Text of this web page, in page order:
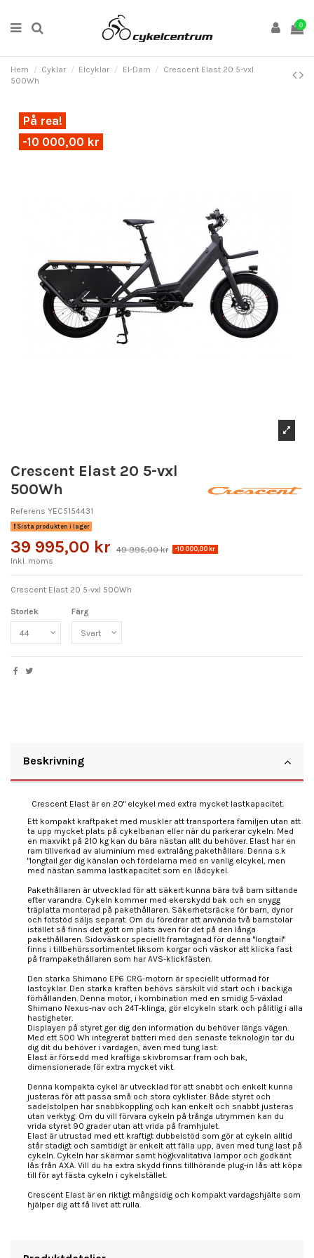
0
Hem Cyklar Elcyklar El-Dam
Crescent Elast 20 5-vxl
500Wh
På rea!
-10 000,00 kr
Crescent Elast 20 5-vxl
500Wh
Referens YEC5154431
Sista produkten i lager
39 995,00 kr 49 995,00 kr -10 000,00 kr
Inkl. moms
Crescent Elast 20 5-vxl 500Wh
Storlek Färg
Beskrivning
Crescent Elast är en 20" elcykel med extra mycket lastkapacitet
Ett kompakt kraftpaket med muskler att transportera familjen utan att
ta upp mycket plats på cykelbanan eller när du parkerar cykeln. Med
en maxvikt på 210 kg kan du bära nästan allt du behöver. Elast har en
ram tillverkad av aluminium med extralång pakethållare. Denna s.k
"longtail ger dig känslan och fördelarna med en vanlig elcykel, men
med nästan samma lastkapacitet som en lådcykel.
Pakethållaren är utvecklad för att säkert kunna bära två barn sittande
efter varandra. Cykeln kommer med ekerskydd bak och en snygg
träplatta monterad på pakethållaren. Säkerhetsräcke för barn, dynor
och fotstöd säljs separat. Om du föredrar att använda två barnstolar
istället så finns det gott om plats även för det på den långa
pakethållaren. Sidoväskor speciellt framtagnad för denna "longtail"
finns i tillbehörssortimentet liksom korgar och väskor att klicka fast
på frampakethållaren som har AVS-klickfästen.
Den starka Shimano EP6 CRG-motorn är speciellt utformad för
lastcyklar. Den starka kraften behövs särskilt vid start och i backiga
förhållanden. Denna motor, i kombination med en smidig 5-växlad
Shimano Nexus-nav och 24T-klinga, gör elcykeln stark och pålitlig i alla
hastigheter.
Displayen på styret ger dig den information du behöver längs vägen.
Med ett 500 Wh integrerat batteri med den senaste teknologin tar du
dig dit du behöver i vardagen, även med tung last.
Elast är försedd med kraftiga skivbromsar fram och bak,
dimensionerade för extra mycket vikt.
Denna kompakta cykel är utvecklad för att snabbt och enkelt kunna
justeras för att passa små och stora cyklister. Både styret och
sadelstolpen har snabbkoppling och kan enkelt och snabbt justeras
utan verktyg. Om du vill förvara cykeln på trånga utrymmen kan du
vrida styret 90 grader utan att vrida på framhjulet.
Elast är utrustad med ett kraftigt dubbelstöd som gör at cykeln alltid
står stadigt och samtidigt är enkelt att fälla upp, även med tung last på
cykeln. Cykeln har skärmar samt högkvalitativa lampor och godkänt
lås från AXA. Vill du ha extra skydd finns tillhörande plug-in lås att köpa
till för ayt fästa cykeln i cykelstället.
Crescent Elast är en riktigt mångsidig och kompakt vardagshjälte som
hjälper dig att få livet att rulla.